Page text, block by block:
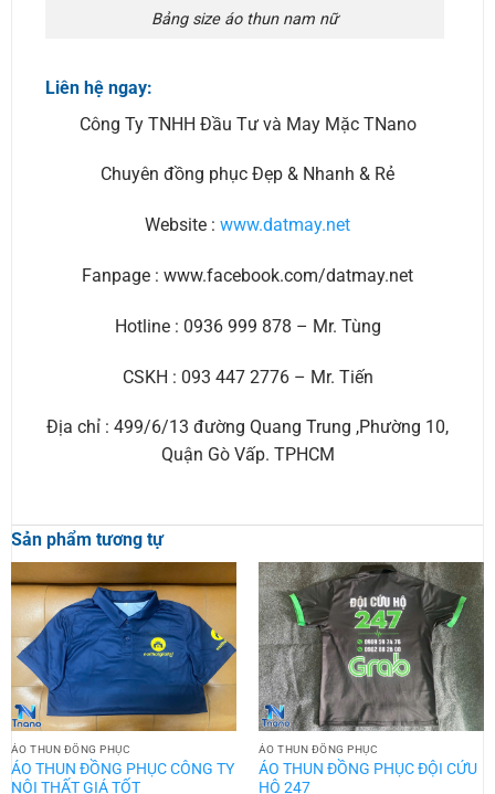
Bảng size áo thun nam nữ
Liên hệ ngay:
Công Ty TNHH Đầu Tư và May Mặc TNano
Chuyên đồng phục Đẹp & Nhanh & Rẻ
Website : www.datmay.net
Fanpage : www.facebook.com/datmay.net
Hotline : 0936 999 878 – Mr. Tùng
CSKH : 093 447 2776 – Mr. Tiến
Địa chỉ : 499/6/13 đường Quang Trung ,Phường 10,
Quận Gò Vấp. TPHCM
Sản phẩm tương tự
ÁO THUN ĐỒNG PHỤC
ÁO THUN ĐỒNG PHỤC CÔNG TY
NỘI THẤT GIÁ TỐT
ÁO THUN ĐỒNG PHỤC
ÁO THUN ĐỒNG PHỤC ĐỘI CỨU
HỘ 247